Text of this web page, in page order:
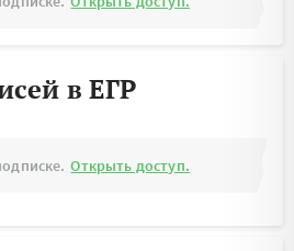
в ЕГР
Открыть доступ.